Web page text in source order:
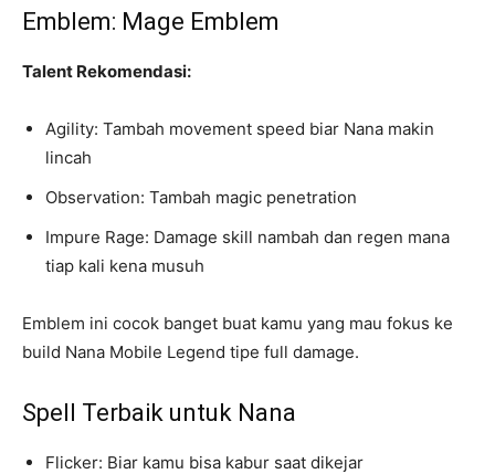
Emblem: Mage Emblem
Talent Rekomendasi:
Agility: Tambah movement speed biar Nana makin
lincah
Observation: Tambah magic penetration
Impure Rage: Damage skill nambah dan regen mana
tiap kali kena musuh
Emblem ini cocok banget buat kamu yang mau fokus ke
build Nana Mobile Legend tipe full damage.
Spell Terbaik untuk Nana
Flicker: Biar kamu bisa kabur saat dikejar